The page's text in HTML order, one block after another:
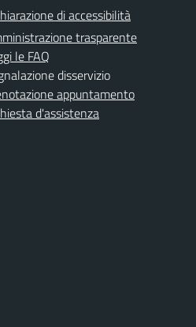
di accessibilità
trasparente
le FAQ
disservizio
appuntamento
d'assistenza